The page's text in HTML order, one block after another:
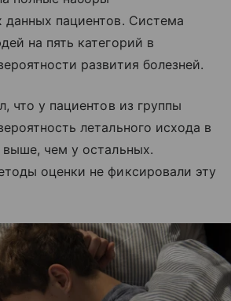
данных пациентов. Система
на пять категорий в
развития болезней.
что у пациентов из группы
летального исхода в
чем у остальных.
оценки не фиксировали эту